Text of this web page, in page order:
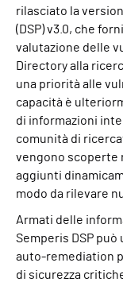
rilasciato la
(DSP) v3.0, che
valutazione delle
Directory alla
una priorità alle
capacità è
di informazioni
comunità di
vengono scoperte
aggiunti
modo da rilevare
Armati delle
Semperis DSP
auto-remediation
di sicurezza